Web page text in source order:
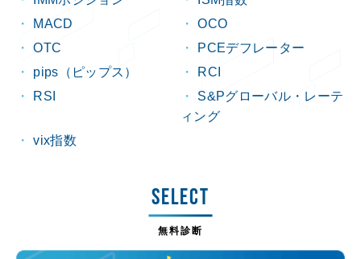
MACD
OCO
OTC
PCEデフレーター
pips（ピップス）
RCI
RSI
S&Pグローバル・レーテ
ィング
vix指数
SELECT
無料診断